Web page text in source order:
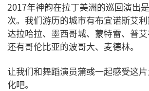
2017年神韵在拉丁美洲的巡回演出
次。我们游历的城市有布宜诺斯艾
达拉哈拉、墨西哥城、蒙特雷、普艾
还有哥伦比亚的波哥大、麦德林。
让我们和舞蹈演员蒲彧一起感受这
化吧。